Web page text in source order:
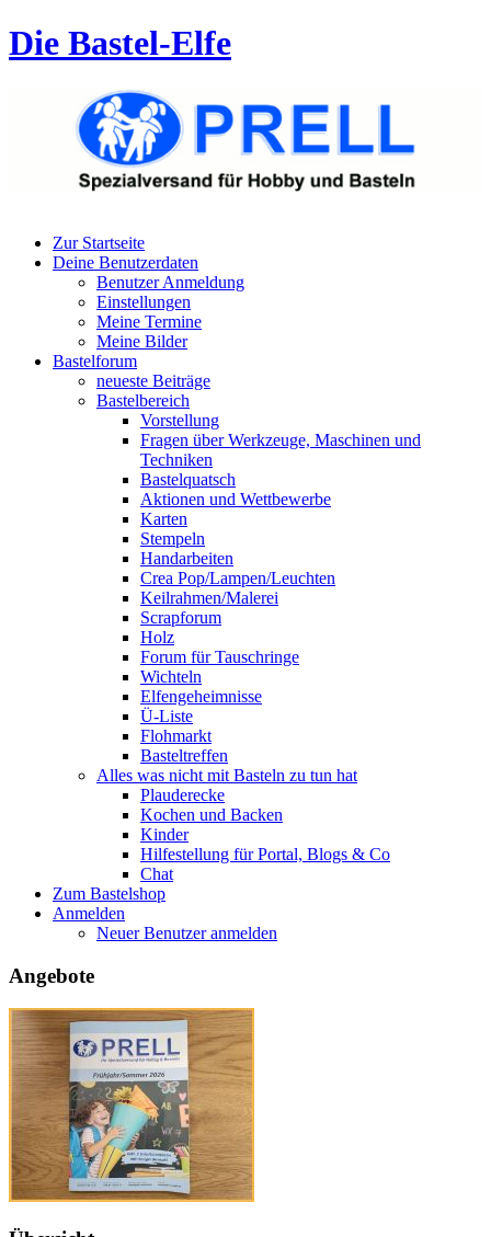
Die Bastel-Elfe
Zur Startseite
Deine Benutzerdaten
Benutzer Anmeldung
Einstellungen
Meine Termine
Meine Bilder
Bastelforum
neueste Beiträge
Bastelbereich
Vorstellung
Fragen über Werkzeuge, Maschinen und
Techniken
Bastelquatsch
Aktionen und Wettbewerbe
Karten
Stempeln
Handarbeiten
Crea Pop/Lampen/Leuchten
Keilrahmen/Malerei
Scrapforum
Holz
Forum für Tauschringe
Wichteln
Elfengeheimnisse
Ü-Liste
Flohmarkt
Basteltreffen
Alles was nicht mit Basteln zu tun hat
Plauderecke
Kochen und Backen
Kinder
Hilfestellung für Portal, Blogs & Co
Chat
Zum Bastelshop
Anmelden
Neuer Benutzer anmelden
Angebote